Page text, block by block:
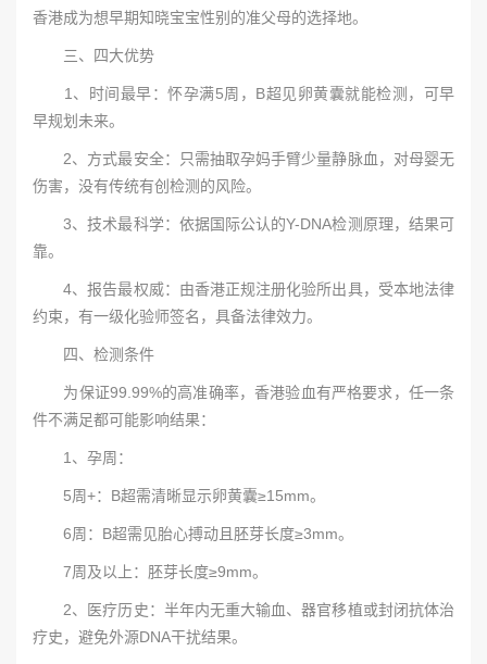
香港成为想早期知晓宝宝性别的准父母的选择地。
三、四大优势
1、时间最早：怀孕满5周，B超见卵黄囊就能检测，可早
早规划未来。
2、方式最安全：只需抽取孕妈手臂少量静脉血，对母婴无
伤害，没有传统有创检测的风险。
3、技术最科学：依据国际公认的Y-DNA检测原理，结果可
靠。
4、报告最权威：由香港正规注册化验所出具，受本地法律
约束，有一级化验师签名，具备法律效力。
四、检测条件
为保证99.99%的高准确率，香港验血有严格要求，任一条
件不满足都可能影响结果：
1、孕周：
5周+：B超需清晰显示卵黄囊≥15mm。
6周：B超需见胎心搏动且胚芽长度≥3mm。
7周及以上：胚芽长度≥9mm。
2、医疗历史：半年内无重大输血、器官移植或封闭抗体治
疗史，避免外源DNA干扰结果。